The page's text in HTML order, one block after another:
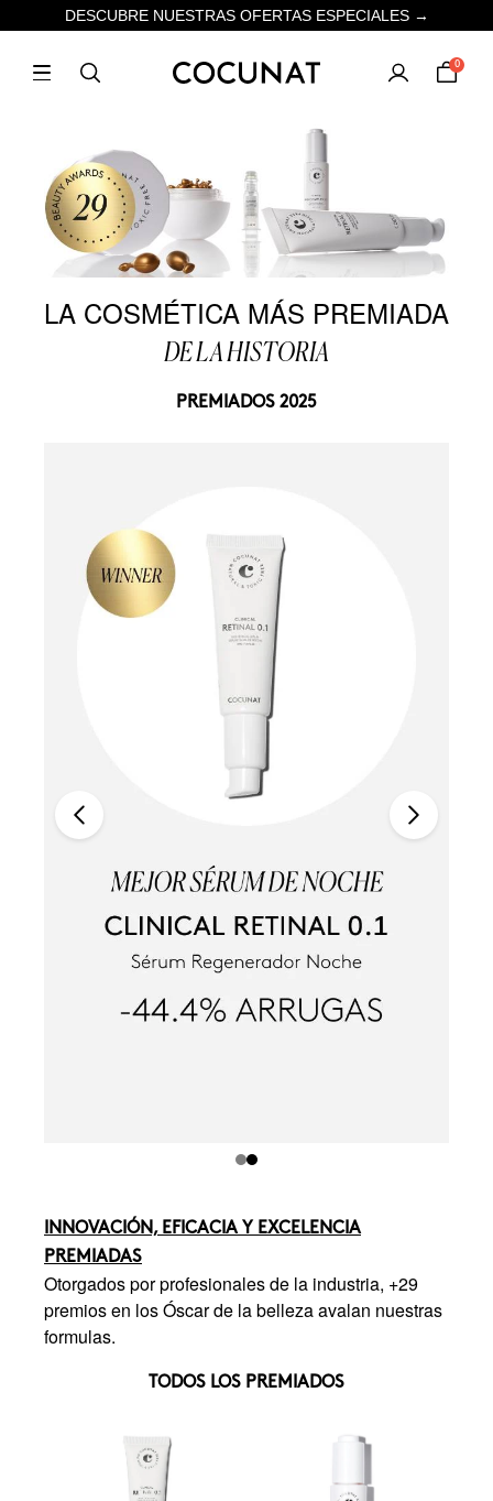
DESCUBRE NUESTRAS OFERTAS ESPECIALES →
0
LA COSMÉTICA MÁS PREMIADA
DE LA HISTORIA
PREMIADOS 2025
INNOVACIÓN, EFICACIA Y EXCELENCIA
PREMIADAS
Otorgados por profesionales de la industria, +29
premios en los Óscar de la belleza avalan nuestras
formulas.
TODOS LOS PREMIADOS